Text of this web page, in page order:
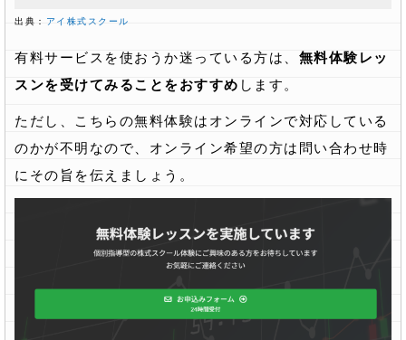
出典： アイ株式スクール
有料サービスを使おうか迷っている方は、 無料体験レッ
スンを受けてみることをおすすめ します。
ただし、こちらの無料体験はオンラインで対応している
のかが不明なので、オンライン希望の方は問い合わせ時
にその旨を伝えましょう。